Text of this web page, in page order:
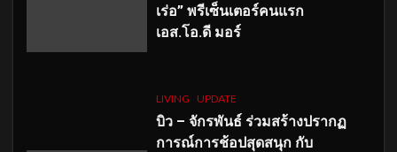
เร่อ” พรีเซ็นเตอร์คนแรก
เอส.โอ.ดี มอร์
LIVING UPDATE
บิว – จักรพันธ์ ร่วมสร้างปรากฏ
การณ์การช้อปสุดสนุก กับ